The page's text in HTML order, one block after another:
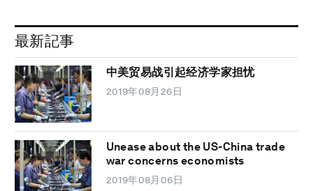
最新記事
中美贸易战引起经济学家担忧
2019年08月26日
Unease about the US-China trade
war concerns economists
2019年08月06日